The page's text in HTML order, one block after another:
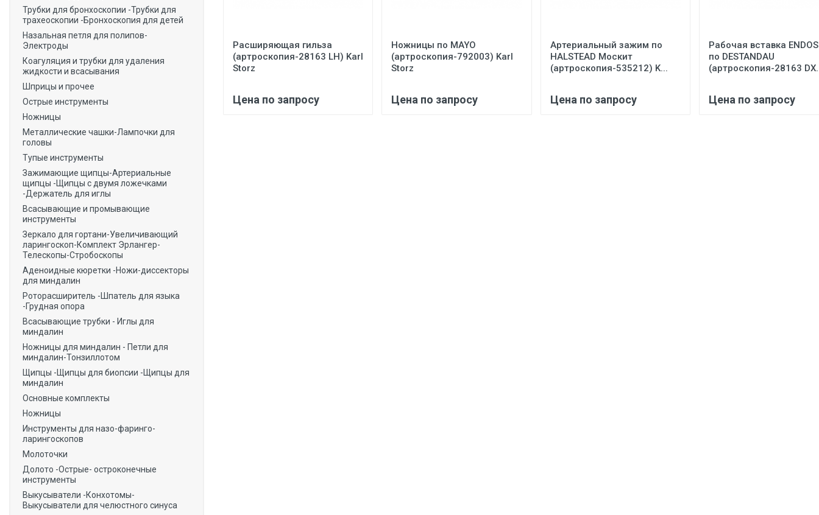
Трубки для бронхоскопии -Трубки для
трахеоскопии -Бронхоскопия для детей
Назальная петля для полипов-
Электроды
Коагуляция и трубки для удаления
жидкости и всасывания
Шприцы и прочее
Острые инструменты
Ножницы
Металлические чашки-Лампочки для
головы
Тупые инструменты
Зажимающие щипцы-Артериальные
щипцы -Щипцы с двумя ложечками
-Держатель для иглы
Всасывающие и промывающие
инструменты
Зеркало для гортани-Увеличивающий
ларингоскоп-Комплект Эрлангер-
Телескопы-Стробоскопы
Аденоидные кюретки -Ножи-диссекторы
для миндалин
Роторасширитель -Шпатель для языка
-Грудная опора
Всасывающие трубки - Иглы для
миндалин
Ножницы для миндалин - Петли для
миндалин-Тонзиллотом
Щипцы -Щипцы для биопсии -Щипцы для
миндалин
Основные комплекты
Ножницы
Инструменты для назо-фаринго-
ларингоскопов
Молоточки
Долото -Острые- остроконечные
инструменты
Выкусыватели -Конхотомы-
Выкусыватели для челюстного синуса
Расширяющая гильза
(артроскопия-28163 LH) Karl
Storz
Цена по запросу
Ножницы по MAYO
(артроскопия-792003) Karl
Storz
Цена по запросу
Артериальный зажим по
HALSTEAD Москит
(артроскопия-535212) K...
Цена по запросу
Рабочая вставка
пo DESTANDAU
(артроскопия-28163
Цена по запросу